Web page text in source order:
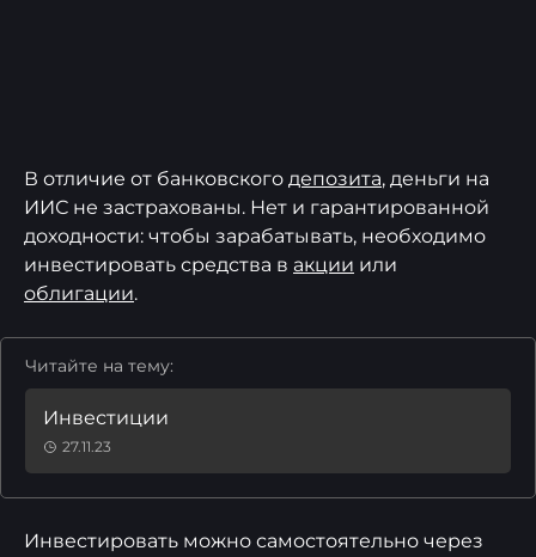
В отличие от банковского депозита, деньги на
ИИС не застрахованы. Нет и гарантированной
доходности: чтобы зарабатывать, необходимо
инвестировать средства в акции или
облигации.
Читайте на тему:
Инвестиции
27.11.23
Инвестировать можно самостоятельно через